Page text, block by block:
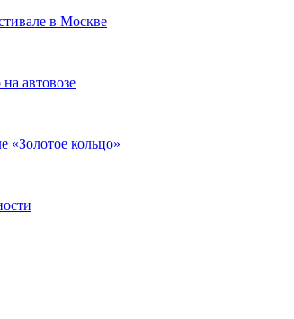
в Москве
автовозе
«Золотое кольцо»